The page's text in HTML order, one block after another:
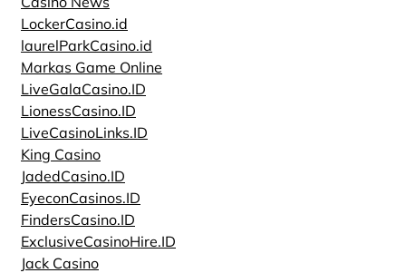
LockerCasino.id
laurelParkCasino.id
Markas Game Online
LiveGalaCasino.ID
LionessCasino.ID
LiveCasinoLinks.ID
King Casino
JadedCasino.ID
EyeconCasinos.ID
FindersCasino.ID
ExclusiveCasinoHire.ID
Jack Casino